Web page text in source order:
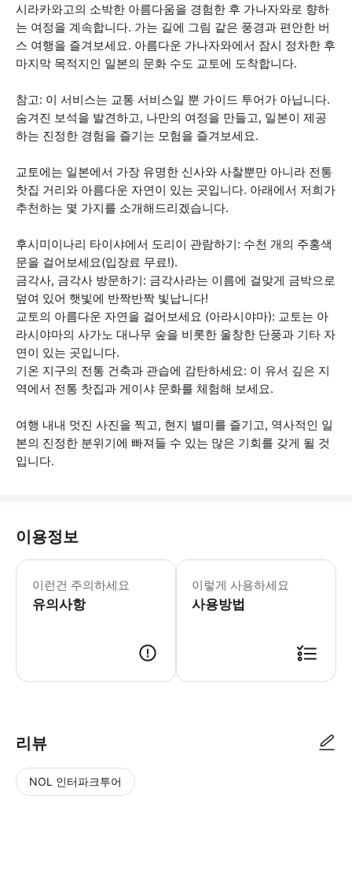
시라카와고의 소박한 아름다움을 경험한 후 가나자와로 향하
는 여정을 계속합니다. 가는 길에 그림 같은 풍경과 편안한 버
스 여행을 즐겨보세요. 아름다운 가나자와에서 잠시 정차한 후
마지막 목적지인 일본의 문화 수도 교토에 도착합니다.
참고: 이 서비스는 교통 서비스일 뿐 가이드 투어가 아닙니다.
숨겨진 보석을 발견하고, 나만의 여정을 만들고, 일본이 제공
하는 진정한 경험을 즐기는 모험을 즐겨보세요.
교토에는 일본에서 가장 유명한 신사와 사찰뿐만 아니라 전통
찻집 거리와 아름다운 자연이 있는 곳입니다. 아래에서 저희가
추천하는 몇 가지를 소개해드리겠습니다.
후시미이나리 타이샤에서 도리이 관람하기: 수천 개의 주홍색
문을 걸어보세요(입장료 무료!).
금각사, 금각사 방문하기: 금각사라는 이름에 걸맞게 금박으로
덮여 있어 햇빛에 반짝반짝 빛납니다!
교토의 아름다운 자연을 걸어보세요 (아라시야마): 교토는 아
라시야마의 사가노 대나무 숲을 비롯한 울창한 단풍과 기타 자
연이 있는 곳입니다.
기온 지구의 전통 건축과 관습에 감탄하세요: 이 유서 깊은 지
역에서 전통 찻집과 게이샤 문화를 체험해 보세요.
여행 내내 멋진 사진을 찍고, 현지 별미를 즐기고, 역사적인 일
본의 진정한 분위기에 빠져들 수 있는 많은 기회를 갖게 될 것
입니다.
이용정보
이런건 주의하세요
유의사항
0~2세 무료(좌석 미포함), 성인 무릎
이렇게 사용하세요
사용방법
리뷰
NOL 인터파크투어